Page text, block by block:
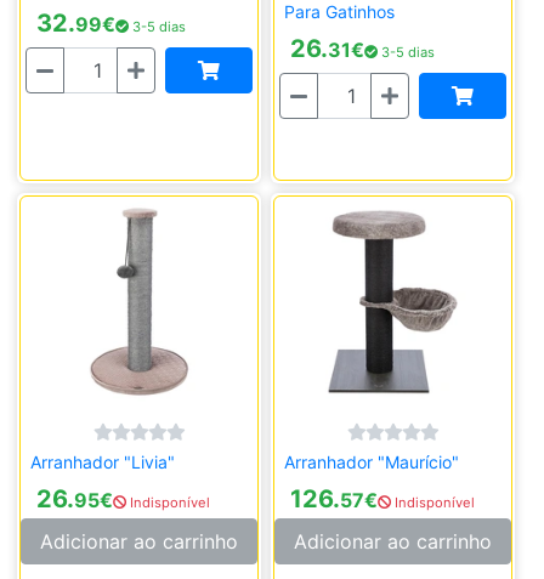
32.99€ 3-5 dias
Quantidade
Para Gatinhos
26.31€ 3-5 dias
Quantidade
Arranhador "Livia"
26.95€ Indisponível
Adicionar ao carrinho
Arranhador "Maurício"
126.57€ Indisponível
Adicionar ao carrinho